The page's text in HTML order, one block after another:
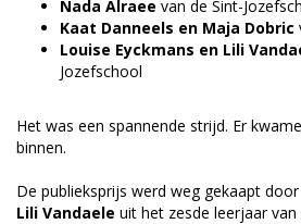
Nada Alraee van de Sint-
Kaat Danneels en Maja Dobric
Louise Eyckmans en Lili
Jozefschool
Het was een spannende strijd. Er
binnen.
De publieksprijs werd weg gekaapt door
Lili Vandaele uit het zesde leerjaar van